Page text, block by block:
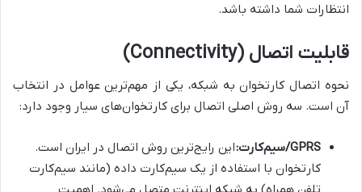
انتظارات شما داشته باشد.
قابلیت اتصال (Connectivity)
نحوه اتصال کارتخوان به شبکه، یکی از مهم‌ترین عوامل در انتخاب
آن است. سه روش اصلی اتصال برای کارتخوان‌های سیار وجود دارد:
GPRS/سیم‌کارت:
این رایج‌ترین روش اتصال در ایران است.
کارتخوان با استفاده از یک سیم‌کارت داده (مانند سیم‌کارت